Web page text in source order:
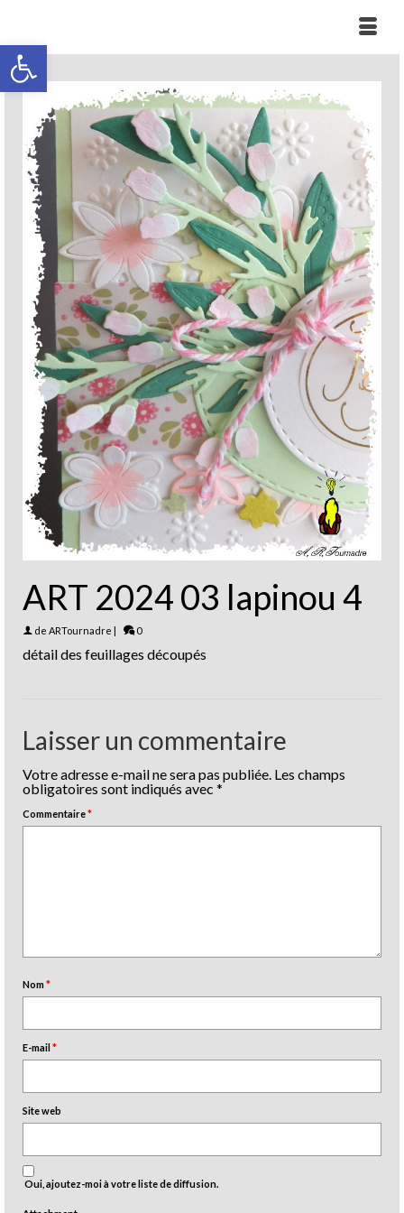
Ouvrir la barre d’outils
ART 2024 03 lapinou 4
de ARTournadre | 0
détail des feuillages découpés
Laisser un commentaire
Votre adresse e-mail ne sera pas publiée. Les champs
obligatoires sont indiqués avec *
Commentaire*
Nom*
E-mail*
Site web
Oui, ajoutez-moi à votre liste de diffusion.